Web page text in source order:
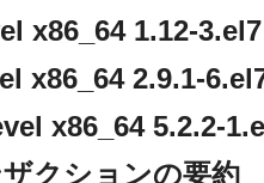
x86_64 1.12-
x86_64 2.9.1-
x86_64 5.2.2-
クションの要約